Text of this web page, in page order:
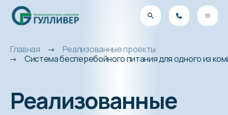
Главная
Реализованные проекты
Система бесперебойного питания для одного из
Реализованные